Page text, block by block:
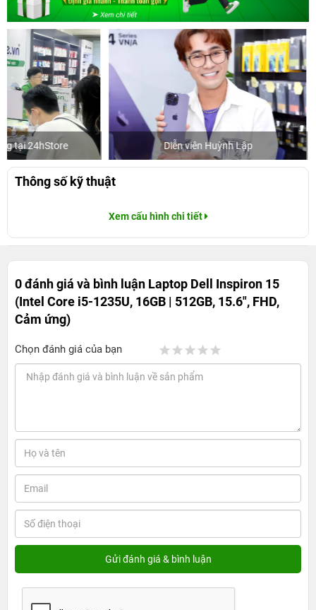
Diễn viên Huỳnh Lập Khách
Thông số kỹ thuật
Xem cấu hình chi tiết
0 đánh giá và bình luận Laptop Dell Inspiron 15
(Intel Core i5-1235U, 16GB | 512GB, 15.6", FHD,
Cảm ứng)
Chọn đánh giá của bạn